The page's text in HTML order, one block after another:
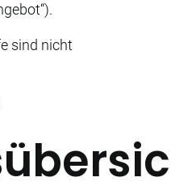
sind nicht